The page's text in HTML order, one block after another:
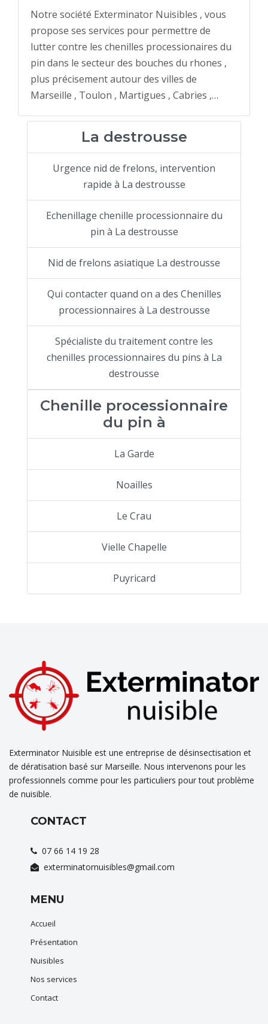
Notre société Exterminator Nuisibles , vous
propose ses services pour permettre de
lutter contre les chenilles processionaires du
pin dans le secteur des bouches du rhones ,
plus précisement autour des villes de
Marseille , Toulon , Martigues , Cabries ,…
La destrousse
Urgence nid de frelons, intervention
rapide à La destrousse
Echenillage chenille processionnaire du
pin à La destrousse
Nid de frelons asiatique La destrousse
Qui contacter quand on a des Chenilles
processionnaires à La destrousse
Spécialiste du traitement contre les
chenilles processionnaires du pins à La
destrousse
Chenille processionnaire
du pin à
La Garde
Noailles
Le Crau
Vielle Chapelle
Puyricard
Exterminator Nuisible est une entreprise de désinsectisation et
de dératisation basé sur Marseille. Nous intervenons pour les
professionnels comme pour les particuliers pour tout problème
de nuisible.
CONTACT
07 66 14 19 28
exterminatornuisibles@gmail.com
MENU
Accueil
Présentation
Nuisibles
Nos services
Contact